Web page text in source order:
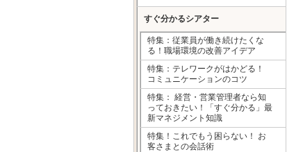
すぐ分かるシアター
特集：従業員が働き続けたくな
る！職場環境の改善アイデア
特集：テレワークがはかどる！
コミュニケーションのコツ
特集： 経営・営業管理者なら知
っておきたい！「すぐ分かる」最
新マネジメント知識
特集！これでもう困らない！ お
客さまとの会話術